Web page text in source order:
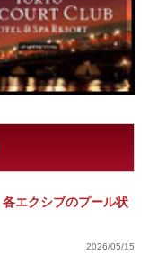
各エクシブのプール状
2026/05/15